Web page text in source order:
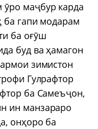
маҷбур карда
ба гапи модарам
ба оғӯш
буд ва ҳамагон
зимистон
Гулрафтор
ба Самеъҷон,
ин манзараро
онҳоро ба